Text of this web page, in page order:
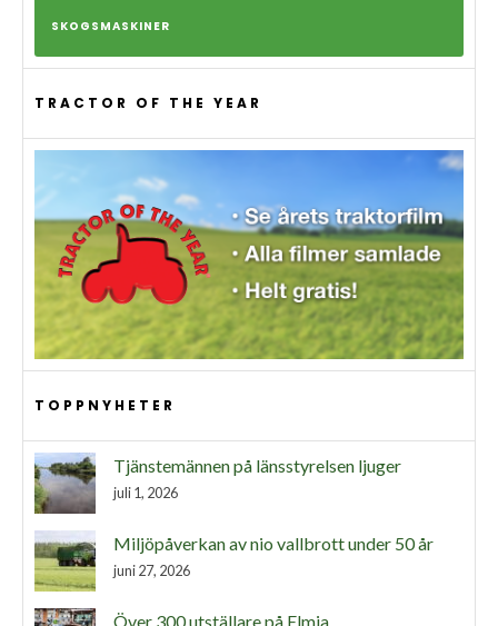
SKOGSMASKINER
TRACTOR OF THE YEAR
TOPPNYHETER
Tjänstemännen på länsstyrelsen ljuger
juli 1, 2026
Miljöpåverkan av nio vallbrott under 50 år
juni 27, 2026
Över 300 utställare på Elmia